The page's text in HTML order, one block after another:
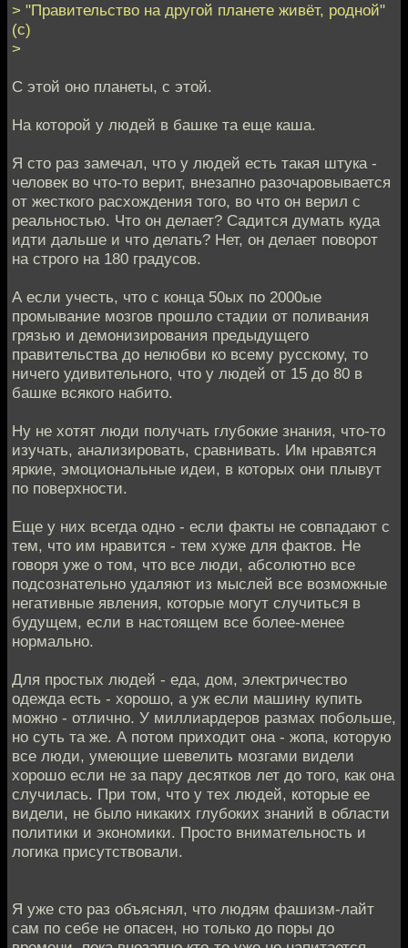
> "Правительство на другой планете живёт, родной"
(с)
>
С этой оно планеты, с этой.
На которой у людей в башке та еще каша.
Я сто раз замечал, что у людей есть такая штука -
человек во что-то верит, внезапно разочаровывается
от жесткого расхождения того, во что он верил с
реальностью. Что он делает? Садится думать куда
идти дальше и что делать? Нет, он делает поворот
на строго на 180 градусов.
А если учесть, что с конца 50ых по 2000ые
промывание мозгов прошло стадии от поливания
грязью и демонизирования предыдущего
правительства до нелюбви ко всему русскому, то
ничего удивительного, что у людей от 15 до 80 в
башке всякого набито.
Ну не хотят люди получать глубокие знания, что-то
изучать, анализировать, сравнивать. Им нравятся
яркие, эмоциональные идеи, в которых они плывут
по поверхности.
Еще у них всегда одно - если факты не совпадают с
тем, что им нравится - тем хуже для фактов. Не
говоря уже о том, что все люди, абсолютно все
подсознательно удаляют из мыслей все возможные
негативные явления, которые могут случиться в
будущем, если в настоящем все более-менее
нормально.
Для простых людей - еда, дом, электричество
одежда есть - хорошо, а уж если машину купить
можно - отлично. У миллиардеров размах побольше,
но суть та же. А потом приходит она - жопа, которую
все люди, умеющие шевелить мозгами видели
хорошо если не за пару десятков лет до того, как она
случилась. При том, что у тех людей, которые ее
видели, не было никаких глубоких знаний в области
политики и экономики. Просто внимательность и
логика присутствовали.
Я уже сто раз объяснял, что людям фашизм-лайт
сам по себе не опасен, но только до поры до